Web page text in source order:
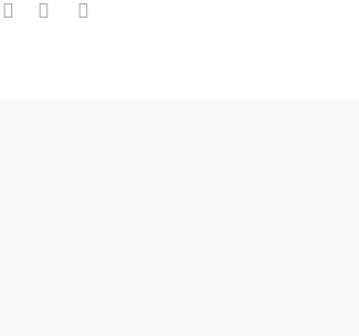
facebooklinkedin instagram